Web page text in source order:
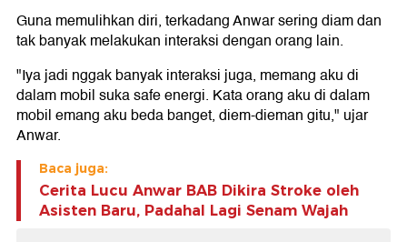
Guna memulihkan diri, terkadang Anwar sering diam dan
tak banyak melakukan interaksi dengan orang lain.
"Iya jadi nggak banyak interaksi juga, memang aku di
dalam mobil suka safe energi. Kata orang aku di dalam
mobil emang aku beda banget, diem-dieman gitu," ujar
Anwar.
Baca juga:
Cerita Lucu Anwar BAB Dikira Stroke oleh
Asisten Baru, Padahal Lagi Senam Wajah